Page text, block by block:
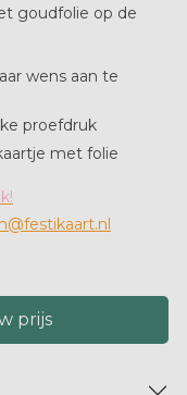
goudfolie op de
wens aan te
proefdruk
met folie
prijs